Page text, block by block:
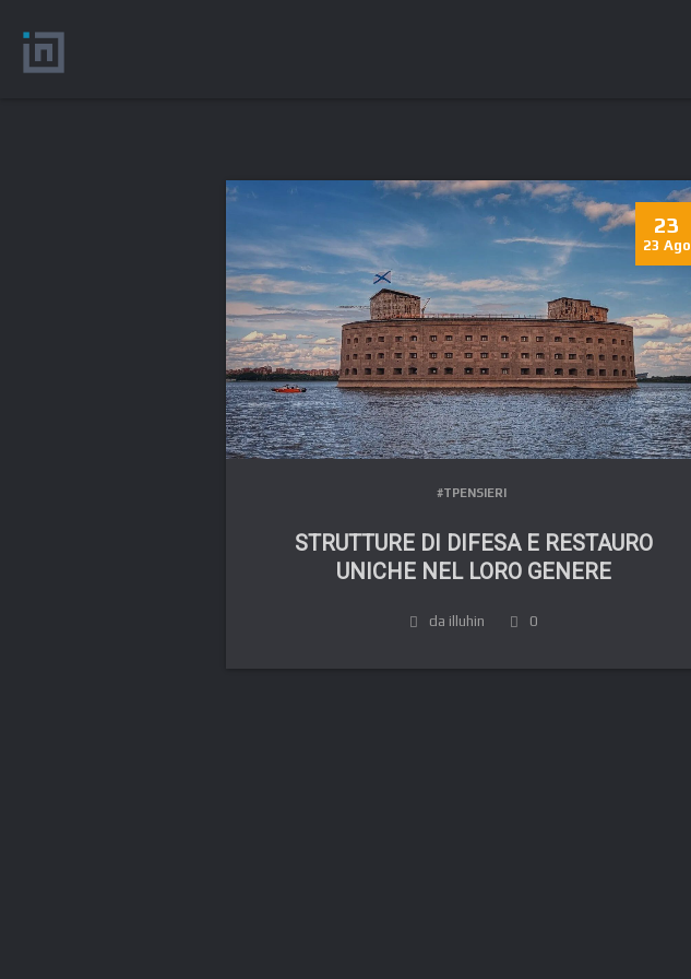
23
23 Ago
#TPENSIERI
STRUTTURE DI DIFESA E RESTAURO
UNICHE NEL LORO GENERE
da illuhin 0